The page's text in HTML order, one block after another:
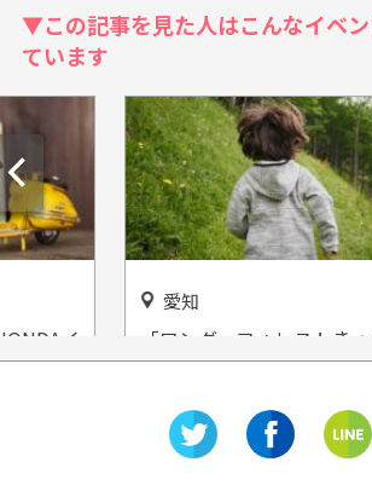
▼この記事を見た人はこんなイベ
ています
イ
一郎も
愛知
「ワンダーフォレストき
お」で大人も子どもも楽